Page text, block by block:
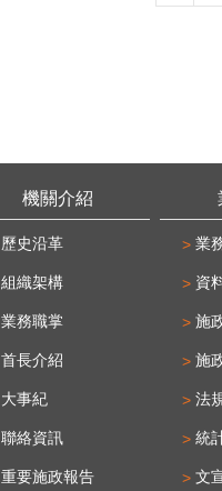
機關介紹
歷史沿革
組織架構
業務職掌
首長介紹
大事紀
聯絡資訊
重要施政報告
業
資
施
施
法
統
文